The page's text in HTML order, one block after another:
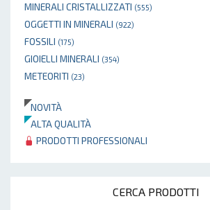
MINERALI CRISTALLIZZATI (555)
OGGETTI IN MINERALI (922)
FOSSILI (175)
GIOIELLI MINERALI (354)
METEORITI (23)
NOVITÀ
ALTA QUALITÀ
PRODOTTI PROFESSIONALI
CERCA PRODOTTI